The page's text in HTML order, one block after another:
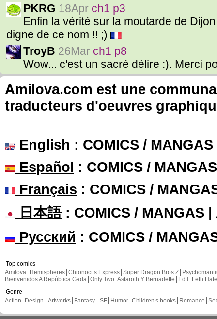
PKRG 18Apr ch1 p3
Enfin la vérité sur la moutarde de
digne de ce nom !! ;)
TroyB 26Mar ch1 p8
Wow... c'est un sacré délire :). Merci
Amilova.com est une
traducteurs d'oeuvres
English : COMICS /
Español : COMICS /
Français : COMICS /
日本語: COMICS / MANGAS |
Русский : COMICS /
Top comics
Amilova
Hemispheres Chronoctis Express Super Dragon Bros Z
Bienvenidos A República Gada Only Two Astaroth Y Bernadette Edil
Leth Hate
Genre
Action
Design - Artworks Fantasy - SF Humor Children's books Romance